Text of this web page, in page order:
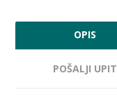
OPIS
POŠALJI UPIT